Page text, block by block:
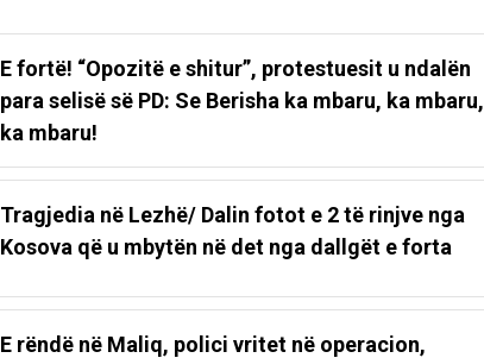
E fortë! “Opozitë e shitur”, protestuesit u ndalën
para selisë së PD: Se Berisha ka mbaru, ka mbaru,
ka mbaru!
Tragjedia në Lezhë/ Dalin fotot e 2 të rinjve nga
Kosova që u mbytën në det nga dallgët e forta
E rëndë në Maliq, polici vritet në operacion,